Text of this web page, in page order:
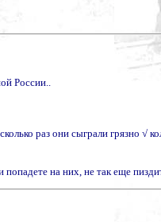
России..
раз они сыграли грязно √
на них, не так еще